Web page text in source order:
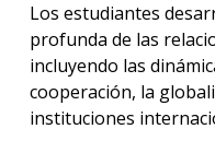
Los estudiantes
profunda de las
incluyendo las
cooperación, la
instituciones